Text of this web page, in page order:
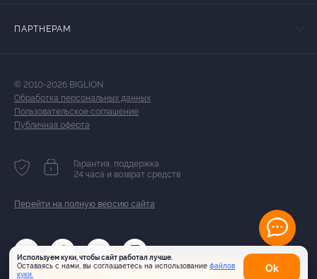
Используем куки, чтобы сайт работал лучше.
Оставаясь с нами, вы соглашаетесь на использование файлов
куки.
Оk
ПАРТНЕРАМ
© 2010-2026 BIGLION
Обработка персональных данных
Пользовательское соглашение
Публичная оферта
Гарантия, поддержка
24 часа и возврат средств
Перейти на полную версию сайта